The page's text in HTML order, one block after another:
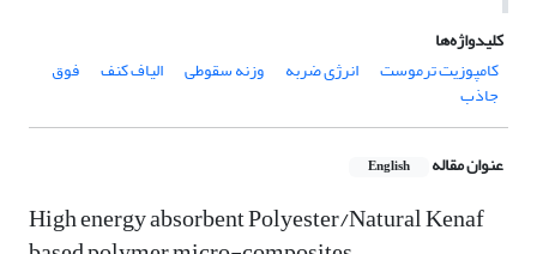
کلیدواژه‌ها
کامپوزیت ترموست
انرژی ضربه وزنه سقوطی الیاف کنف فوق
جاذب
عنوان مقاله English
High energy absorbent Polyester/Natural Kenaf